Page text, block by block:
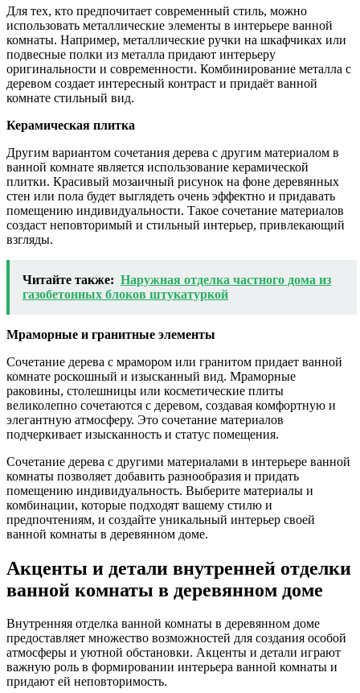
Для тех, кто предпочитает современный стиль, можно
использовать металлические элементы в интерьере ванной
комнаты. Например, металлические ручки на шкафчиках или
подвесные полки из металла придают интерьеру
оригинальности и современности. Комбинирование металла с
деревом создает интересный контраст и придаёт ванной
комнате стильный вид.
Керамическая плитка
Другим вариантом сочетания дерева с другим материалом в
ванной комнате является использование керамической
плитки. Красивый мозаичный рисунок на фоне деревянных
стен или пола будет выглядеть очень эффектно и придавать
помещению индивидуальности. Такое сочетание материалов
создаст неповторимый и стильный интерьер, привлекающий
взгляды.
Читайте также: Наружная отделка частного дома из
газобетонных блоков штукатуркой
Мраморные и гранитные элементы
Сочетание дерева с мрамором или гранитом придает ванной
комнате роскошный и изысканный вид. Мраморные
раковины, столешницы или косметические плиты
великолепно сочетаются с деревом, создавая комфортную и
элегантную атмосферу. Это сочетание материалов
подчеркивает изысканность и статус помещения.
Сочетание дерева с другими материалами в интерьере ванной
комнаты позволяет добавить разнообразия и придать
помещению индивидуальность. Выберите материалы и
комбинации, которые подходят вашему стилю и
предпочтениям, и создайте уникальный интерьер своей
ванной комнаты в деревянном доме.
Акценты и детали внутренней отделки
ванной комнаты в деревянном доме
Внутренняя отделка ванной комнаты в деревянном доме
предоставляет множество возможностей для создания особой
атмосферы и уютной обстановки. Акценты и детали играют
важную роль в формировании интерьера ванной комнаты и
придают ей неповторимость.